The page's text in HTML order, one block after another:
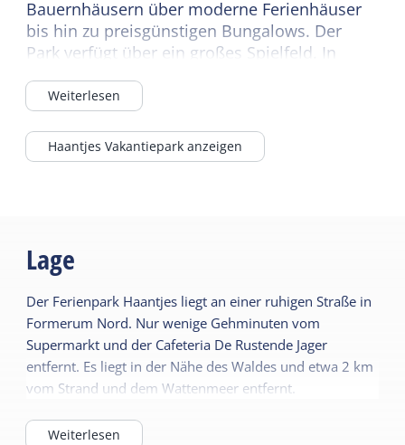
Wäscherei
Bauernhäusern über moderne Ferienhäuser
bis hin zu preisgünstigen Bungalows. Der
Park verfügt über ein großes Spielfeld. In
Weiterlesen
Haantjes Vakantiepark anzeigen
Lage
Der Ferienpark Haantjes liegt an einer ruhigen Straße in
Formerum Nord. Nur wenige Gehminuten vom
Supermarkt und der Cafeteria De Rustende Jager
entfernt. Es liegt in der Nähe des Waldes und etwa 2 km
vom Strand und dem Wattenmeer entfernt.
Weiterlesen